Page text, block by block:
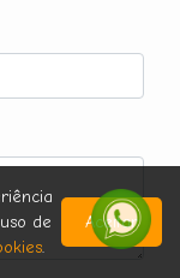
de
.
Aceitar